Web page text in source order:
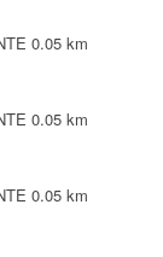
0.05 km
0.05 km
0.05 km